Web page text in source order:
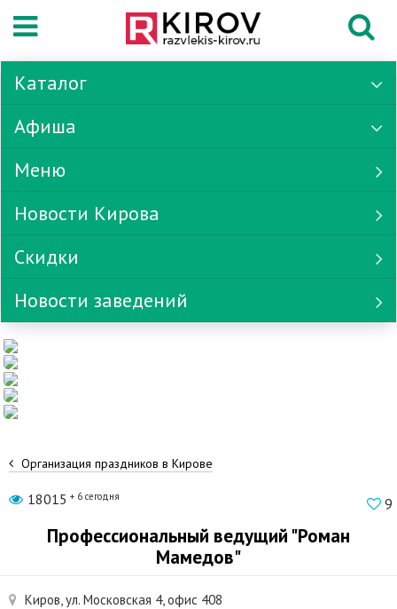
Каталог
Афиша
Меню
Новости Кирова
Скидки
Новости заведений
Организация праздников в Кирове
18015 + 6 сегодня 9
Профессиональный ведущий "Роман
Мамедов"
Киров, ул. Московская 4, офис 408